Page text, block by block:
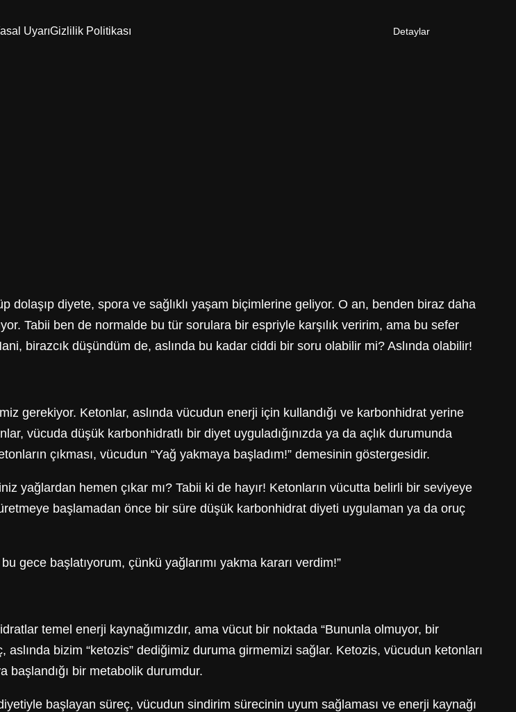
UyarıGizlilik Politikası Detaylar
dolaşıp diyete, spora ve sağlıklı yaşam biçimlerine geliyor. O an, benden biraz daha
Tabii ben de normalde bu tür sorulara bir espriyle karşılık veririm, ama bu sefer
birazcık düşündüm de, aslında bu kadar ciddi bir soru olabilir mi? Aslında olabilir!
gerekiyor. Ketonlar, aslında vücudun enerji için kullandığı ve karbonhidrat yerine
vücuda düşük karbonhidratlı bir diyet uyguladığınızda ya da açlık durumunda
çıkması, vücudun “Yağ yakmaya başladım!” demesinin göstergesidir.
yağlardan hemen çıkar mı? Tabii ki de hayır! Ketonların vücutta belirli bir seviyeye
başlamadan önce bir süre düşük karbonhidrat diyeti uygulaman ya da oruç
gece başlatıyorum, çünkü yağlarımı yakma kararı verdim!”
temel enerji kaynağımızdır, ama vücut bir noktada “Bununla olmuyor, bir
bizim “ketozis” dediğimiz duruma girmemizi sağlar. Ketozis, vücudun ketonları
başlandığı bir metabolik durumdur.
başlayan süreç, vücudun sindirim sürecinin uyum sağlaması ve enerji kaynağı